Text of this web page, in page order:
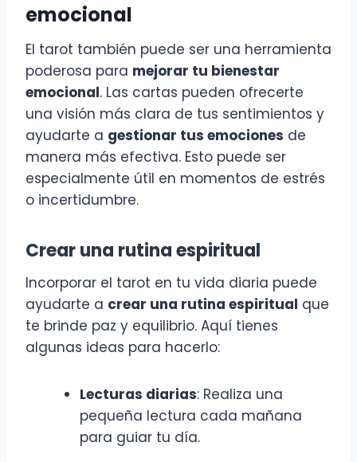
emocional
El tarot también puede ser una herramienta
poderosa para mejorar tu bienestar
emocional. Las cartas pueden ofrecerte
una visión más clara de tus sentimientos y
ayudarte a gestionar tus emociones de
manera más efectiva. Esto puede ser
especialmente útil en momentos de estrés
o incertidumbre.
Crear una rutina espiritual
Incorporar el tarot en tu vida diaria puede
ayudarte a crear una rutina espiritual que
te brinde paz y equilibrio. Aquí tienes
algunas ideas para hacerlo:
Lecturas diarias: Realiza una
pequeña lectura cada mañana
para guiar tu día.